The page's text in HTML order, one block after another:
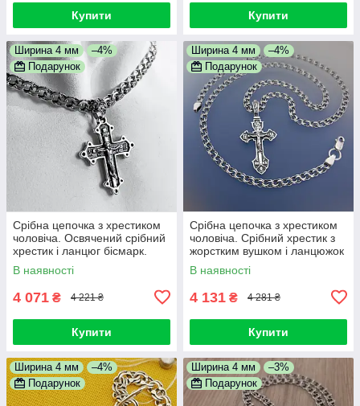
Купити Купити
Ширина 4 мм
–4%
Подарунок
Срібна цепочка з хрестиком
чоловіча. Освячений срібний
хрестик і ланцюг бісмарк.
Довжина 55 см
В наявності
4 071 ₴ 4 221 ₴
Купити
Ширина 4 мм
–4%
Подарунок
Срібна цепочка з хрестиком
чоловіча. Срібний хрестик з
жорстким вушком і ланцюжок
бісмарк срібло. 55 см
В наявності
4 131 ₴ 4 281 ₴
Купити
Ширина 4 мм
–4%
Подарунок
Ширина 4 мм
–3%
Подарунок